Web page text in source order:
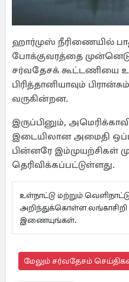
ஹார்முஸ் நீரிணையில்
போக்குவரத்தை
சர்வதேசக் கூட்டணியை
பிரித்தானியாவும்
வருகின்றன.
இருப்பினும்,
இடையிலான அமைதி
பின்னரே இம்முயற்சிகள்
தெரிவிக்கப்பட்டுள்ளது.
உள்நாட்டு மற்றும்
அறிந்துக்கொள்ள லங்காசிறி
இணையுங்கள்.
மேலும் சர்வதேசம்